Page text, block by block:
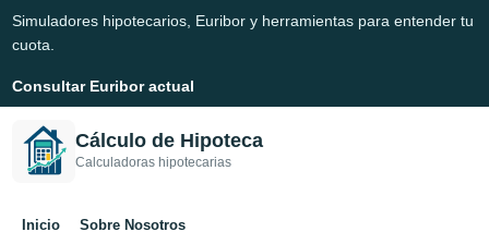
Simuladores hipotecarios, Euribor y herramientas para entender tu
cuota.
Consultar Euribor actual
Cálculo de Hipoteca
Calculadoras hipotecarias
Inicio Sobre Nosotros